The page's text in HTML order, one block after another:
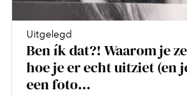
Uitgelegd
Ben ík dat?! Waarom je
hoe je er echt uitziet (en
een foto...